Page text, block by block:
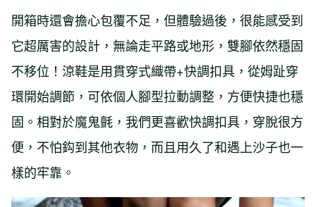
開箱時還會擔心包覆不足，但體驗過後，很能感受到
它超厲害的設計，無論走平路或地形，雙腳依然穩固
不移位！涼鞋是用貫穿式織帶+快調扣具，從姆趾穿
環開始調節，可依個人腳型拉動調整，方便快捷也穩
固。相對於魔鬼氈，我們更喜歡快調扣具，穿脫很方
便，不怕鈎到其他衣物，而且用久了和遇上沙子也一
樣的牢靠。